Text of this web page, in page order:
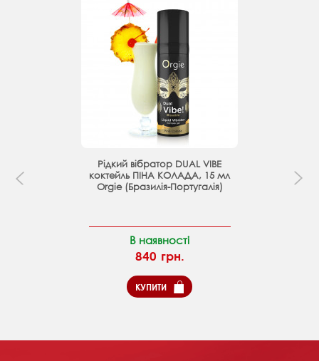
Рідкий вібратор DUAL VIBE
коктейль ПІНА КОЛАДА, 15 мл
Orgie (Бразилія-Португалія)
В наявності
840 грн.
КУПИТИ